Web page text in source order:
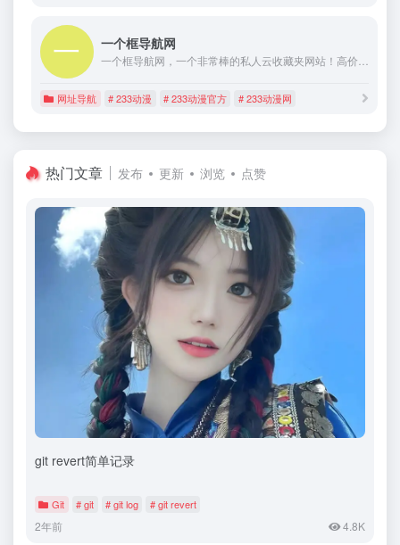
一个框导航网
一个框导航网，一个非常棒的私人云收藏夹网站！高价值实用网址、优质网站收录平台！收录了各种五花八门网址于一个站，整合了多个常用搜索于一个框，集便捷、简洁、高效、实用于一身，一个框的mini主页还可以设置为浏览器主页，这样一个功能丰富的导航网站：海纳百川，网罗一框！
网址导航 # 233动漫 # 233动漫官方 # 233动漫网
热门文章 发布 更新 浏览 点赞
git revert简单记录
Git # git # git log # git revert
2年前 4.8K